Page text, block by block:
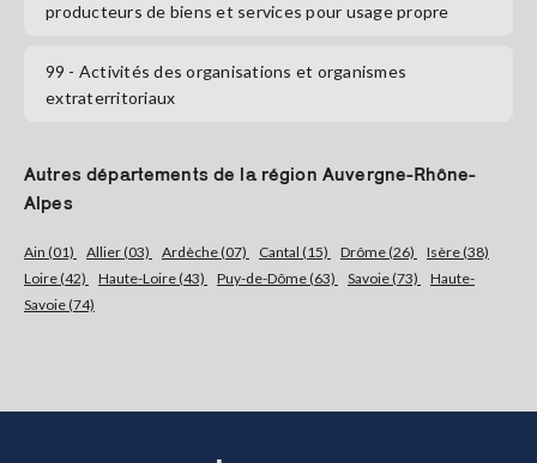
producteurs de biens et services pour usage propre
99 - Activités des organisations et organismes
extraterritoriaux
Autres départements de la région Auvergne-Rhône-
Alpes
Ain (01) Allier (03) Ardèche (07) Cantal (15) Drôme (26)
Isère (38)
Loire (42)
Haute-Loire (43) Puy-de-Dôme (63) Savoie (73)
Haute-
Savoie (74)